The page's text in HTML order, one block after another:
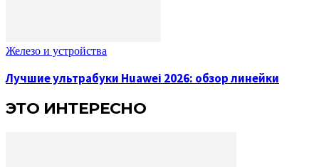
Железо и устройства
Лучшие ультрабуки Huawei 2026: обзор линейки
ЭТО ИНТЕРЕСНО